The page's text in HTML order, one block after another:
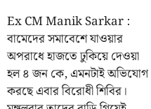
Ex CM Manik Sarkar :
বামেদের সমাবেশে যাওয়ার
অপরাধে হাজতে ঢুকিয়ে দেওয়া
হল ৪ জন কে, এমনটাই অভিযোগ
করছে এবার বিরোধী শিবির।